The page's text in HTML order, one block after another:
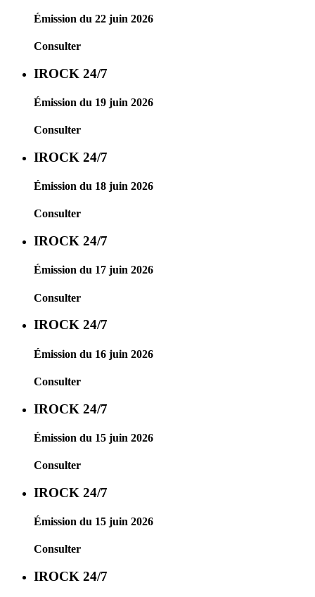
Émission du 22 juin 2026
Consulter
IROCK 24/7
Émission du 19 juin 2026
Consulter
IROCK 24/7
Émission du 18 juin 2026
Consulter
IROCK 24/7
Émission du 17 juin 2026
Consulter
IROCK 24/7
Émission du 16 juin 2026
Consulter
IROCK 24/7
Émission du 15 juin 2026
Consulter
IROCK 24/7
Émission du 15 juin 2026
Consulter
IROCK 24/7